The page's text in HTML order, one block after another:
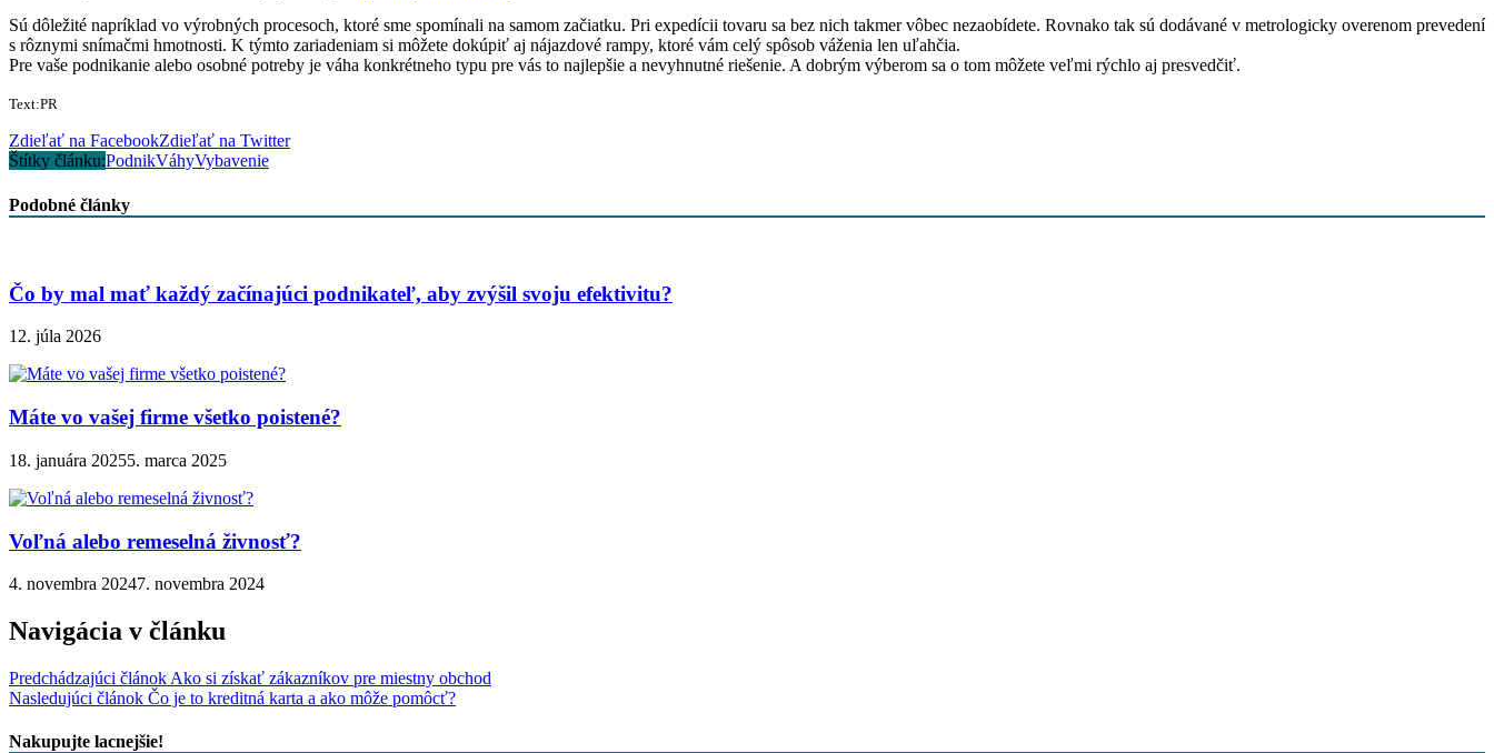
Sú dôležité napríklad vo výrobných procesoch, ktoré sme spomínali na samom začiatku. Pri expedícii tovaru sa bez nich takmer vôbec nezaobídete. Rovnako tak sú dodávané v metrologicky overenom prevedení
s rôznymi snímačmi hmotnosti. K týmto zariadeniam si môžete dokúpiť aj nájazdové rampy, ktoré vám celý spôsob váženia len uľahčia.
Pre vaše podnikanie alebo osobné potreby je váha konkrétneho typu pre vás to najlepšie a nevyhnutné riešenie. A dobrým výberom sa o tom môžete veľmi rýchlo aj presvedčiť.
Text:PR
Zdieľať na FacebookZdieľať na Twitter
Štítky článku:PodnikVáhyVybavenie
Podobné články
Čo by mal mať každý začínajúci podnikateľ, aby zvýšil svoju efektivitu?
12. júla 2026
Máte vo vašej firme všetko poistené?
18. januára 20255. marca 2025
Voľná alebo remeselná živnosť?
4. novembra 20247. novembra 2024
Navigácia v článku
Predchádzajúci článok Ako si získať zákazníkov pre miestny obchod
Nasledujúci článok Čo je to kreditná karta a ako môže pomôcť?
Nakupujte lacnejšie!